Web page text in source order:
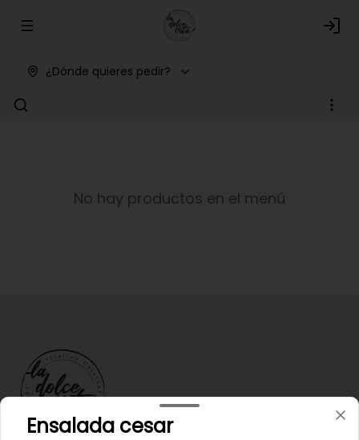
Abrir menu de navegación Login
¿Dónde quieres pedir?
No hay productos en el menú
Ensalada cesar